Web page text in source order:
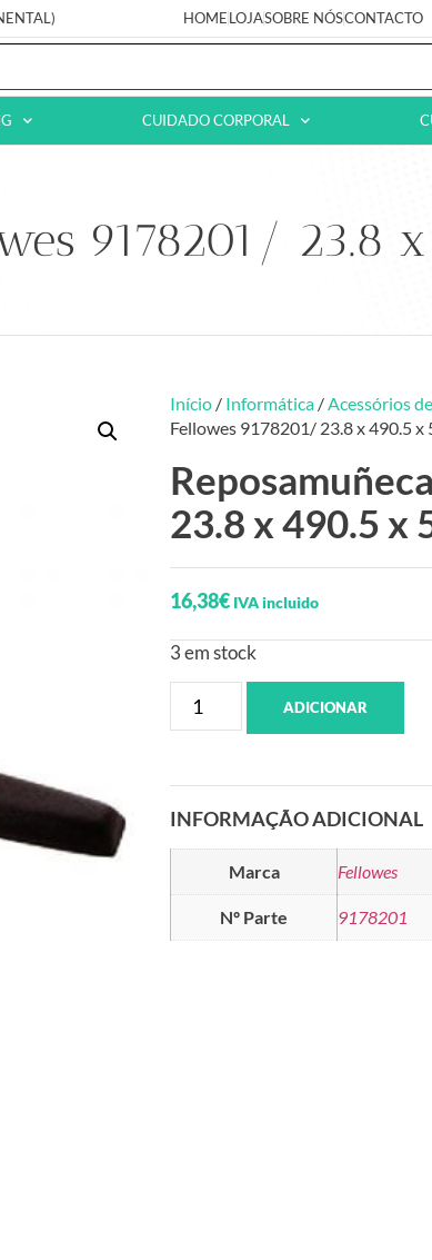
HOMELOJASOBRE NÓSCONTACTO
CUIDADO CORPORAL
9178201/ 23.8
Início / Informática /Acessórios
Fellowes 9178201/ 23.8 x 490.5 x
23.8 x 490.5 x
16,38€ IVA incluido
3 em stock
ADICIONAR
INFORMAÇÃO ADICIONAL
Marca Fellowes
Nº Parte 9178201